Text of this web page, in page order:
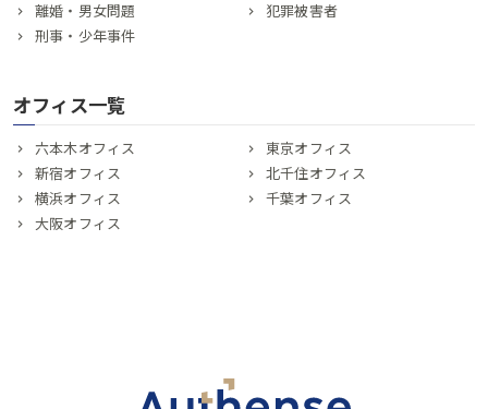
離婚・男女問題
犯罪被害者
刑事・少年事件
オフィス一覧
六本木オフィス
東京オフィス
新宿オフィス
北千住オフィス
横浜オフィス
千葉オフィス
大阪オフィス